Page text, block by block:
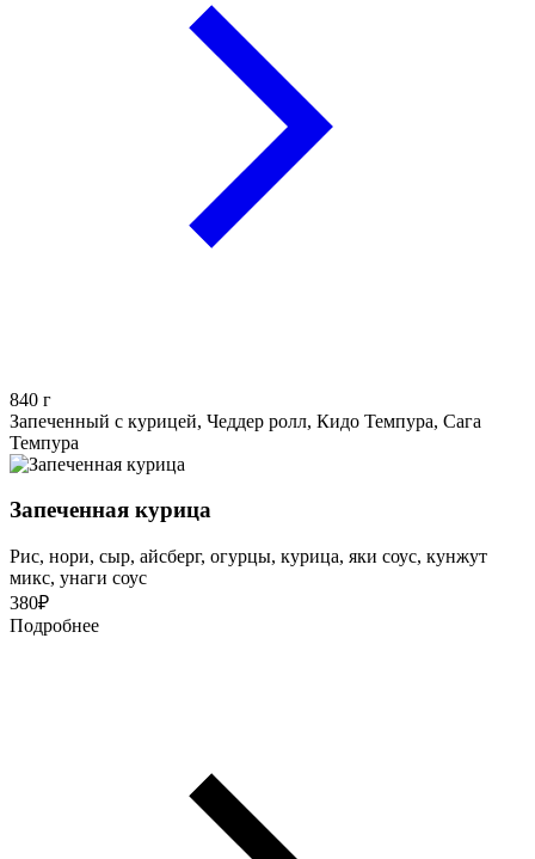
840 г
Запеченный с курицей, Чеддер ролл, Кидо Темпура, Сага
Темпура
Запеченная курица
Рис, нори, сыр, айсберг, огурцы, курица, яки соус, кунжут
микс, унаги соус
380₽
Подробнее